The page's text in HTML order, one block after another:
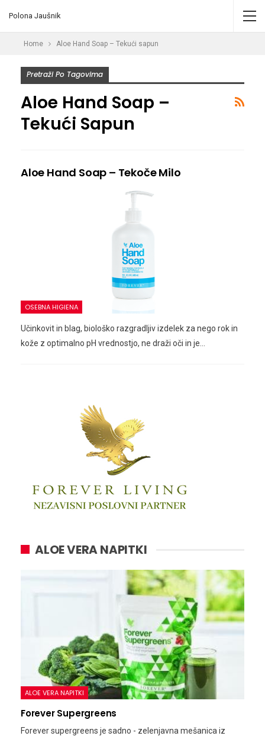
Polona Jaušnik
Home Aloe Hand Soap – Tekući sapun
Pretraži Po Tagovima
Aloe Hand Soap –
Tekući Sapun
Aloe Hand Soap – Tekoče Milo
OSEBNA HIGIENA
Učinkovit in blag, biološko razgradljiv izdelek za nego rok in
kože z optimalno pH vrednostjo, ne draži oči in je…
ALOE VERA NAPITKI
ALOE VERA NAPITKI
Forever Supergreens
Forever supergreens je sadno - zelenjavna mešanica iz